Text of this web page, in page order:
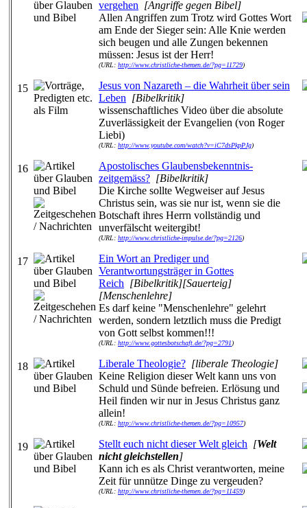
vergehen [Angriffe gegen Bibel]
Allen Angriffen zum Trotz wird Gottes Wort
am Ende der Sieger sein: Alle Knie werden
sich beugen und alle Zungen bekennen
müssen: Jesus ist der Herr!
(URL: http://www.christliche-themen.de/?pg=11729)
15
Jesus von Nazareth – die Wahrheit über sein
Leben [Bibelkritik]
wissenschaftliches Video über die absolute
Zuverlässigkeit der Evangelien (von Roger
Liebi)
(URL: http://www.youtube.com/watch?v=iC7dsPkpPJg)
16
Apostolisches Glaubensbekenntnis-
zeitgemäss? [Bibelkritik]
Die Kirche sollte Wegweiser auf Jesus
Christus sein, was sie nur ist, wenn sie die
Botschaft ihres Herrn vollständig und
unverfälscht weitergibt!
(URL: http://www.christliche-impulse.de/?pg=2126)
17
Ein Wort an Prediger und
Verantwortungsträger in Gottes
Reich [Bibelkritik][Sauerteig]
[Menschenlehre]
Es darf keine "Menschenlehre" gelehrt
werden, sondern letztlich muss die Predigt
von Gott selbst kommen!!!
(URL: http://www.gottesbotschaft.de/?pg=2791)
18 Liberale Theologie? [liberale Theologie]
Keine Religion dieser Welt kann uns von
Schuld und Sünde befreien. Erlösung und
Heil finden wir nur in Jesus Christus ganz
allein!
(URL: http://www.christliche-themen.de/?pg=10957)
19 Stellt euch nicht dieser Welt gleich [Welt
nicht gleichstellen]
Kann ich es als Christ verantworten, meine
Zeit für unnütze Dinge zu vergeuden?
(URL: http://www.christliche-themen.de/?pg=11459)